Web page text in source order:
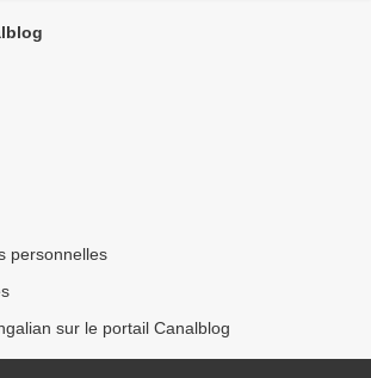
personnelles
sur le portail Canalblog